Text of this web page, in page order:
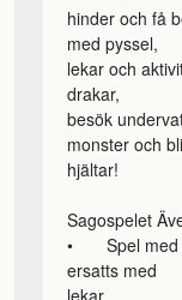
hinder och få
med pyssel,
lekar och
drakar,
besök
monster och bli
hjältar!
Sagospelet
• Spel med
ersatts med
lekar.